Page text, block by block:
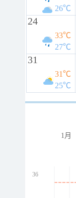
26℃
24
33℃
27℃
31
31℃
25℃
1月
36